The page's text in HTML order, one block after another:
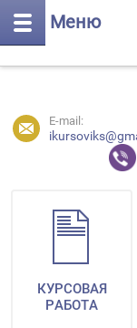
Меню
E-mail:
КУРСОВАЯ
РАБОТА